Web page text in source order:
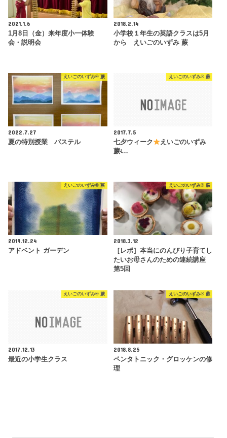
2021.1.6
1月8日（金）来年度小一体験
会・説明会
2018.2.14
小学校１年生の英語クラスは5月
から えいごのいずみ 蕨
えいごのいずみ® 蕨
2022.7.27
夏の特別授業 パステル
えいごのいずみ® 蕨
2017.7.5
七夕ウィーク
えいごのいずみ
蕨ʵ…
えいごのいずみ® 蕨
2019.12.24
アドベント ガーデン
えいごのいずみ® 蕨
2018.3.12
［レポ］本当にのんびり子育てし
たいお母さんのための連続講座
第5回
えいごのいずみ® 蕨
2017.12.13
最近の小学生クラス
えいごのいずみ® 蕨
2018.8.25
ペンタトニック・グロッケンの修
理